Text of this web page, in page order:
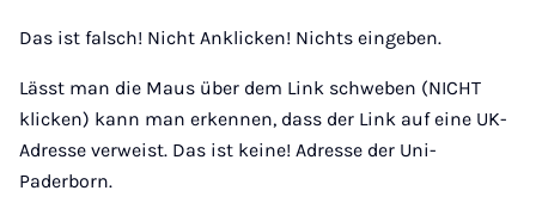
Das ist falsch! Nicht Anklicken! Nichts eingeben.
Lässt man die Maus über dem Link schweben (NICHT
klicken) kann man erkennen, dass der Link auf eine UK-
Adresse verweist. Das ist keine! Adresse der Uni-
Paderborn.